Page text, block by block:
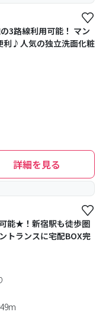
3路線利用可能！ マン
利♪人気の独立洗面化粧
詳細を見る
能★！新宿駅も徒歩圏
トランスに宅配BOX完